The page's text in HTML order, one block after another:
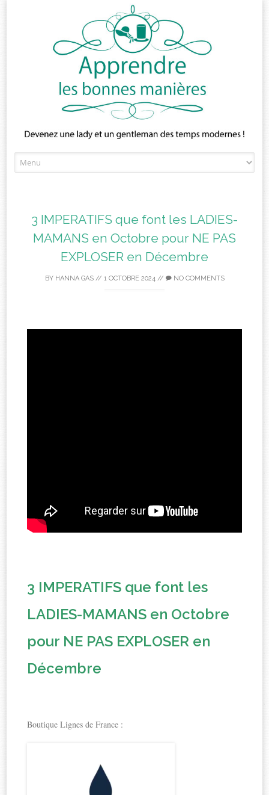
to
3 IMPERATIFS que font les LADIES-
MAMANS en Octobre pour NE PAS
EXPLOSER en Décembre
BY HANNA GAS// 1 OCTOBRE 2024// NO COMMENTS
3 IMPERATIFS que font les
LADIES-MAMANS en Octobre
pour NE PAS EXPLOSER en
Décembre
Boutique Lignes de France :